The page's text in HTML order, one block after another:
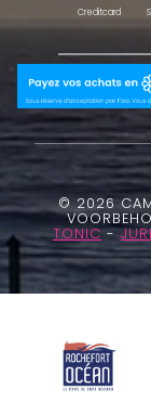
Creditcard
© 2026
TONIC-